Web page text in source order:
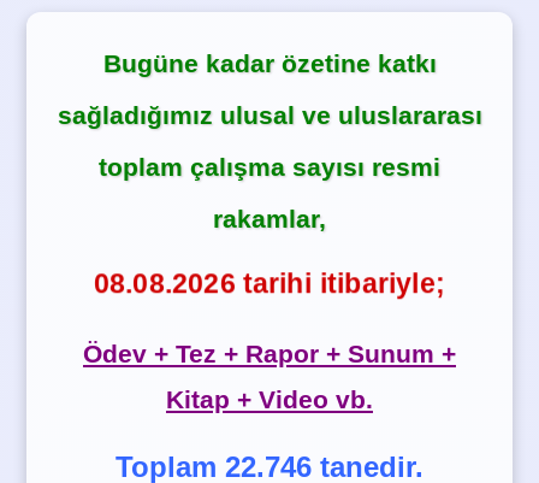
Bugüne kadar özetine katkı
sağladığımız ulusal ve uluslararası
toplam çalışma sayısı resmi
rakamlar,
08.08.2026 tarihi itibariyle;
Ödev + Tez + Rapor + Sunum +
Kitap + Video vb.
Toplam 22.746 tanedir.